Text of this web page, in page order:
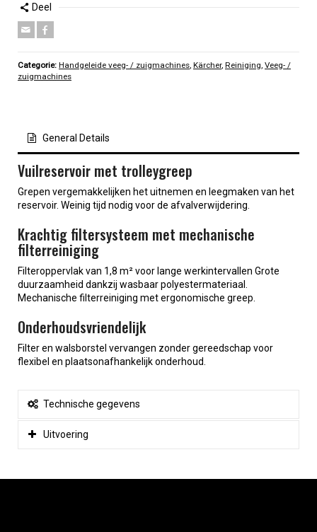
Deel
Categorie: Handgeleide veeg- / zuigmachines Kärcher, Reiniging Veeg- /
zuigmachines
General Details
Vuilreservoir met trolleygreep
Grepen vergemakkelijken het uitnemen en leegmaken van het
reservoir. Weinig tijd nodig voor de afvalverwijdering.
Krachtig filtersysteem met mechanische
filterreiniging
Filteroppervlak van 1,8 m² voor lange werkintervallen Grote
duurzaamheid dankzij wasbaar polyestermateriaal.
Mechanische filterreiniging met ergonomische greep.
Onderhoudsvriendelijk
Filter en walsborstel vervangen zonder gereedschap voor
flexibel en plaatsonafhankelijk onderhoud.
Technische gegevens
Uitvoering